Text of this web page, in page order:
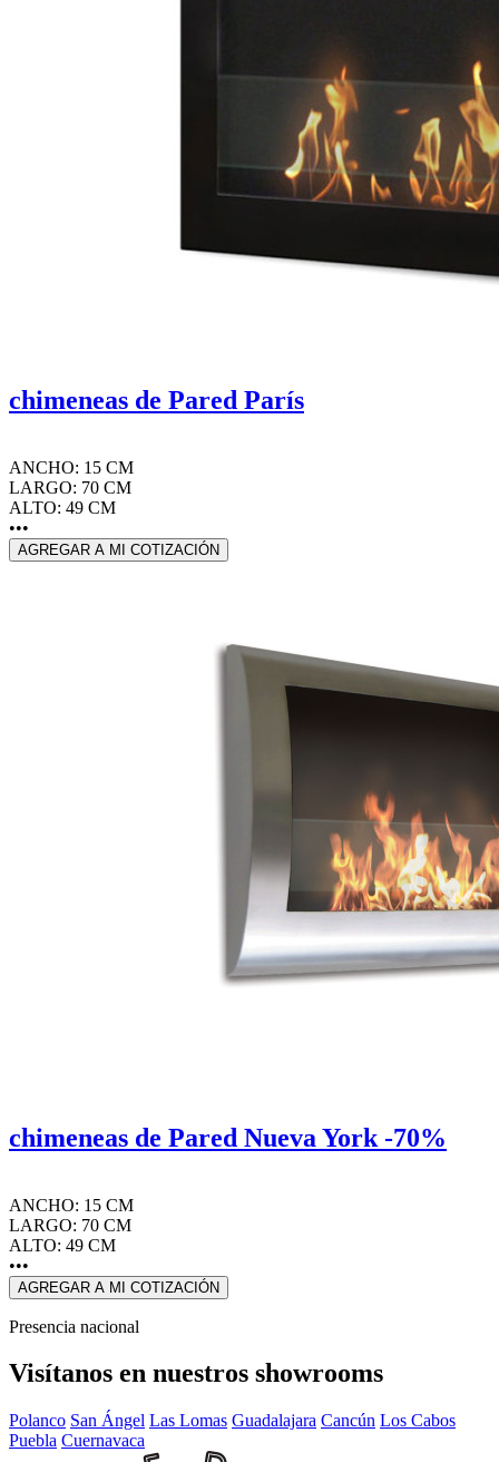
chimeneas de Pared París
ANCHO: 15 CM
LARGO: 70 CM
ALTO: 49 CM
•••
AGREGAR A MI COTIZACIÓN
chimeneas de Pared Nueva York -70%
ANCHO: 15 CM
LARGO: 70 CM
ALTO: 49 CM
•••
AGREGAR A MI COTIZACIÓN
Presencia nacional
Visítanos en nuestros showrooms
Polanco San Ángel Las Lomas Guadalajara Cancún Los Cabos
Puebla Cuernavaca